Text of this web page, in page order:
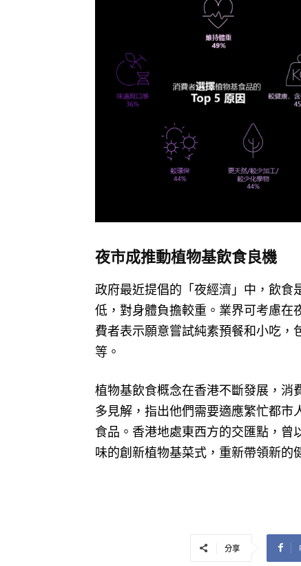
夜市成推動植物基飲食良機
政府最近提倡的「夜經濟」中，飲食
低，對身體負擔較重。業界可考慮在
費者表示願意嘗試純素預餐和小吃
等。
植物基飲食概念在香港不斷發展，消
多見解，指出他們需要適應繁忙都市
食品。香港地處東西方的交匯點，曾
味的創新植物基菜式，重新帶領新的
分享